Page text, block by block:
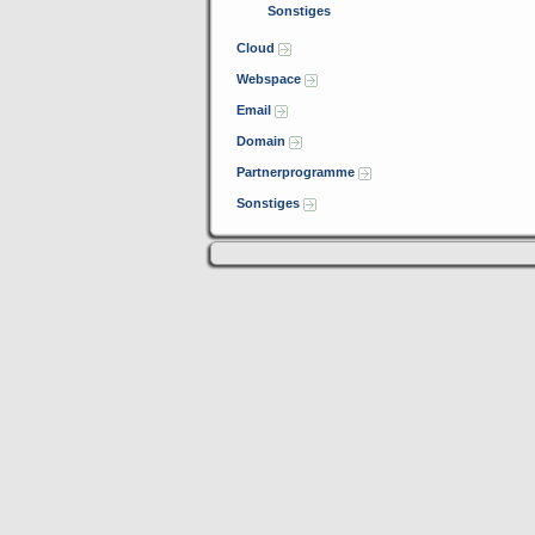
Sonstiges
Cloud
Webspace
Email
Domain
Partnerprogramme
Sonstiges